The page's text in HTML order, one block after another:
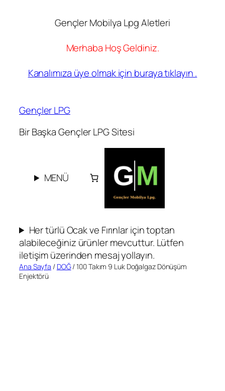
Gençler Mobilya Lpg Aletleri
Merhaba Hoş Geldiniz.
Kanalımıza üye olmak için buraya tıklayın .
Gençler LPG
Bir Başka Gençler LPG Sitesi
MENÜ
Her türlü Ocak ve Fırınlar için toptan
alabileceğiniz ürünler mevcuttur. Lütfen
iletişim üzerinden mesaj yollayın.
Ana Sayfa / DOĞ/ 100 Takım 9 Luk Doğalgaz Dönüşüm
Enjektörü